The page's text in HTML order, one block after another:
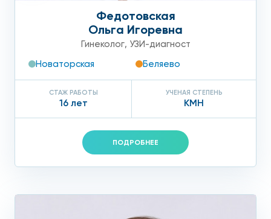
Федотовская
Ольга Игоревна
Гинеколог, УЗИ-диагност
Новаторская
Беляево
СТАЖ РАБОТЫ
16 лет
УЧЕНАЯ СТЕПЕНЬ
КМН
ПОДРОБНЕЕ